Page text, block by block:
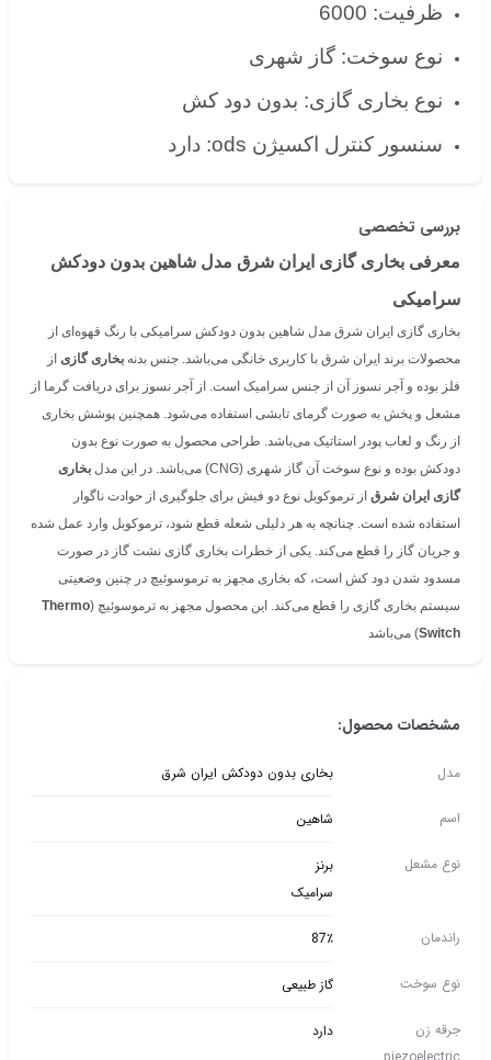
ظرفیت: 6000
نوع سوخت: گاز شهری
نوع بخاری گازی: بدون دود کش
سنسور کنترل اکسیژن ods: دارد
بررسی تخصصی
معرفی بخاری گازی ایران شرق مدل شاهین بدون دودکش
سرامیکی
بخاری گازی ایران شرق مدل شاهین بدون دودکش سرامیکی با رنگ قهوه‌ای از
محصولات برند ایران شرق با کاربری خانگی می‌باشد. جنس بدنه بخاری گازی از
فلز بوده و آجر نسوز آن از جنس سرامیک است. از آجر نسوز برای دریافت گرما از
مشعل و پخش به صورت گرمای تابشی استفاده می‌شود. همچنین پوشش بخاری
از رنگ و لعاب پودر استاتیک می‌باشد. طراحی محصول به صورت نوع بدون
دودکش بوده و نوع سوخت آن گاز شهری (CNG) می‌باشد. در این مدل
بخاری
گازی ایران شرق از ترموکوبل نوع دو فیش برای جلوگیری از حوادت ناگوار
استفاده شده است. چنانچه به هر دلیلی شعله قطع شود، ترموکوبل وارد عمل شده
و جریان گاز را قطع می‌کند. یکی از خطرات بخاری گازی نشت گاز در صورت
مسدود شدن دود کش است، که بخاری مجهز به ترموسوئیچ در چنین وضعیتی
سیستم بخاری گازی را قطع می‌کند. این محصول مجهز به ترموسوئیچ (Thermo
Switch) می‌باشد
مشخصات محصول:
مدل بخاری بدون دودکش ایران شرق
اسم شاهین
نوع مشعل
برنز
سرامیک
راندمان 87٪
نوع سوخت گاز طبیعی
جرقه زن
دارد